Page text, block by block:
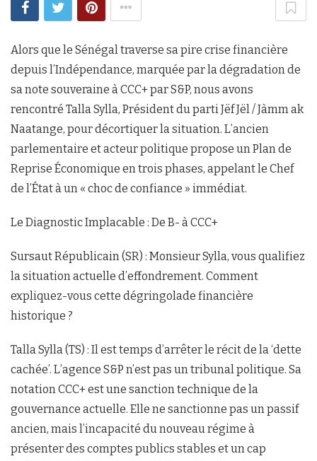
Alors que le Sénégal traverse sa pire crise financière
depuis l’Indépendance, marquée par la dégradation de
sa note souveraine à CCC+ par S&P, nous avons
rencontré Talla Sylla, Président du parti Jëf Jël / Jàmm ak
Naatange, pour décortiquer la situation. L’ancien
parlementaire et acteur politique propose un Plan de
Reprise Économique en trois phases, appelant le Chef
de l’État à un « choc de confiance » immédiat.
Le Diagnostic Implacable : De B- à CCC+
Sursaut Républicain (SR) : Monsieur Sylla, vous qualifiez
la situation actuelle d’effondrement. Comment
expliquez-vous cette dégringolade financière
historique ?
Talla Sylla (TS) : Il est temps d’arrêter le récit de la ‘dette
cachée’. L’agence S&P n’est pas un tribunal politique. Sa
notation CCC+ est une sanction technique de la
gouvernance actuelle. Elle ne sanctionne pas un passif
ancien, mais l’incapacité du nouveau régime à
présenter des comptes publics stables et un cap